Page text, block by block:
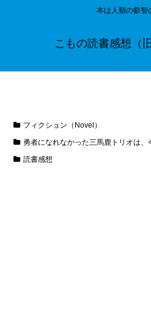
本は人類の叡智
こもの読書感想（
フィクション（Novel）
勇者になれなかった三馬鹿トリオは、
読書感想